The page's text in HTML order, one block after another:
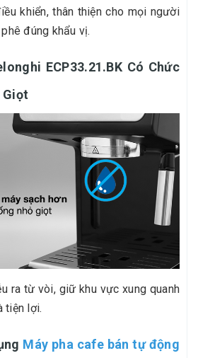
khiển, thân thiện cho mọi người
đúng khẩu vị.
ECP33.21.BK Có Chức
Giọt
ra từ vòi, giữ khu vực xung quanh
tiện lợi.
Máy pha cafe bán tự động